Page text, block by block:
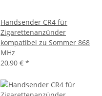
Handsender CR4 für
Zigarettenanzünder
kompatibel zu Sommer 868
MHz
20,90 € *